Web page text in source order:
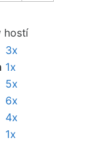
hostí
3x
1x
5x
6x
4x
1x